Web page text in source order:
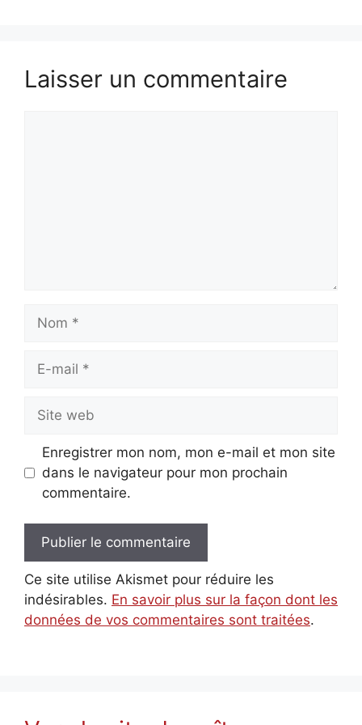
Laisser un commentaire
mail
web
Enregistrer mon nom, mon e-mail et mon site
dans le navigateur pour mon prochain
commentaire.
Ce site utilise Akismet pour réduire les
indésirables. En savoir plus sur la façon dont les
données de vos commentaires sont traitées.